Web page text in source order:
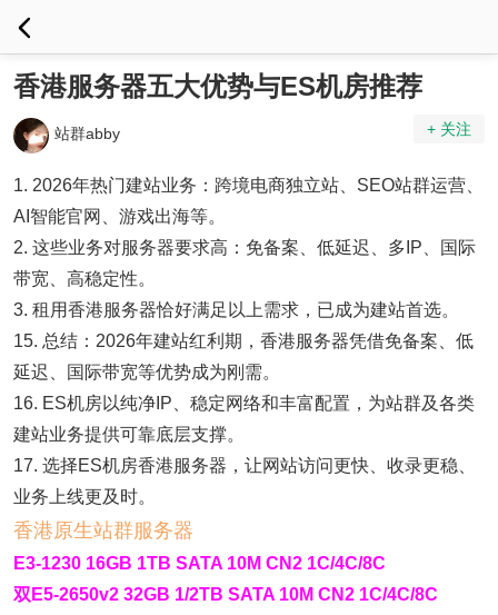
香港服务器五大优势与ES机房推荐
站群abby + 关注
1. 2026年热门建站业务：跨境电商独立站、SEO站群运营、
AI智能官网、游戏出海等。
2. 这些业务对服务器要求高：免备案、低延迟、多IP、国际
带宽、高稳定性。
3. 租用香港服务器恰好满足以上需求，已成为建站首选。
15. 总结：2026年建站红利期，香港服务器凭借免备案、低
延迟、国际带宽等优势成为刚需。
16. ES机房以纯净IP、稳定网络和丰富配置，为站群及各类
建站业务提供可靠底层支撑。
17. 选择ES机房香港服务器，让网站访问更快、收录更稳、
业务上线更及时。
香港原生站群服务器
E3-1230 16GB 1TB SATA 10M CN2 1C/4C/8C
双E5-2650v2 32GB 1/2TB SATA 10M CN2 1C/4C/8C